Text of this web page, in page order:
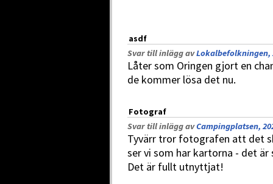
asdf
Svar till inlägg avLokalbefolkningen,
Låter som Oringen gjort en
de kommer lösa det nu.
Fotograf
Svar till inlägg avCampingplatsen,
Tyvärr tror fotografen att det
ser vi som har kartorna - det
Det är fullt utnyttjat!